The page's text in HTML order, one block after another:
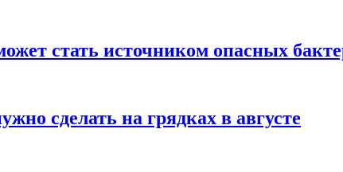
стать источником опасных
сделать на грядках в августе